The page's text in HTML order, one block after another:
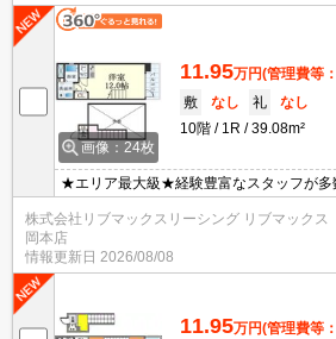
画像：24枚
11.95万円(管理費等
敷
なし 礼
なし
10階
1R 39.08m²
★エリア最大級★経験豊富なスタッフが多
能！オンライン内覧・オンライン契約等弊
問題ありません♪弊社ではネットに掲載さ
可能になりますので気になる物件は全て
株式会社リブマックスリーシング リブマックス
岡本店
情報更新日 2026/08/08
11.95万円(管理費等